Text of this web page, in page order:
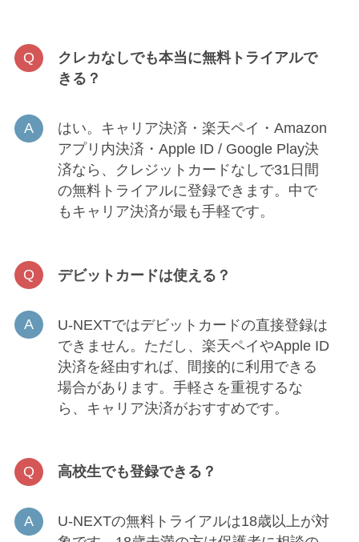
クレカなしでも本当に無料トライアルで
きる？
はい。キャリア決済・楽天ペイ・Amazon
アプリ内決済・Apple ID / Google Play決
済なら、クレジットカードなしで31日間
の無料トライアルに登録できます。中で
もキャリア決済が最も手軽です。
デビットカードは使える？
U-NEXTではデビットカードの直接登録は
できません。ただし、楽天ペイやApple ID
決済を経由すれば、間接的に利用できる
場合があります。手軽さを重視するな
ら、キャリア決済がおすすめです。
高校生でも登録できる？
U-NEXTの無料トライアルは18歳以上が対